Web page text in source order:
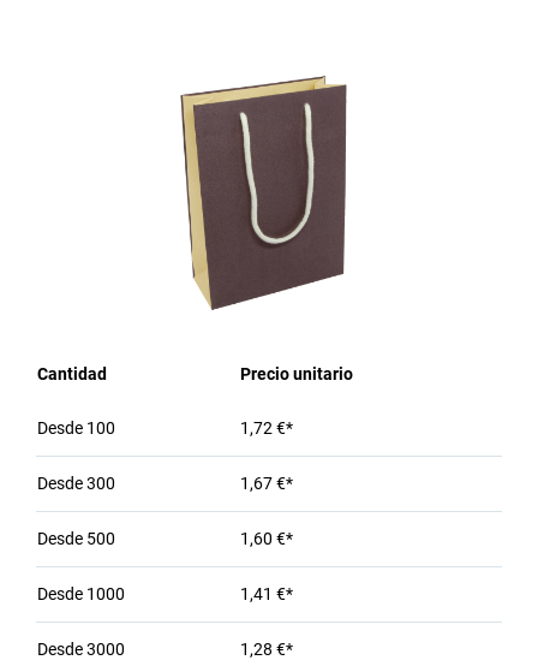
Cantidad Precio unitario
Desde 100 1,72 €*
Desde300 1,67 €*
Desde 500 1,60 €*
Desde 1000 1,41 €*
Desde3000 1,28 €*